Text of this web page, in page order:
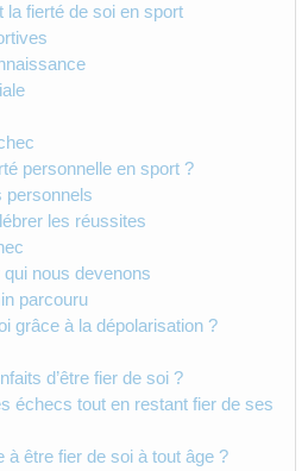
la fierté de soi en sport
personnelle en sport ?
personnels
les réussites
nous devenons
parcouru
grâce à la dépolarisation ?
d’être fier de soi ?
échecs tout en restant fier de ses
à être fier de soi à tout âge ?